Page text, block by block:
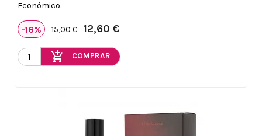
Económico.
-16% 15,00 € 12,60 €
add_shopping_cart COMPRAR